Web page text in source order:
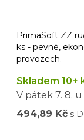
PrimaSoft ZZ
ks - pevné,
provozech.
Skladem 10+
V pátek 7. 8. u
494,89 Kč s